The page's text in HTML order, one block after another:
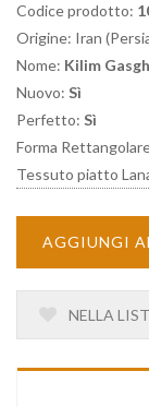
Codice prodotto:
Origine: Iran
Nome: Kilim
Nuovo: Sì
Perfetto: Sì
Forma
Tessuto piatto
AGGIUNGI
NELLA